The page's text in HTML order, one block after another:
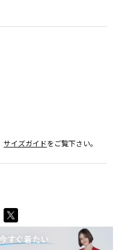
サイズガイドをご覧下さい。